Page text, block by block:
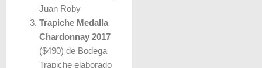
Juan Roby
Trapiche Medalla
Chardonnay 2017
($490) de Bodega
Trapiche elaborado